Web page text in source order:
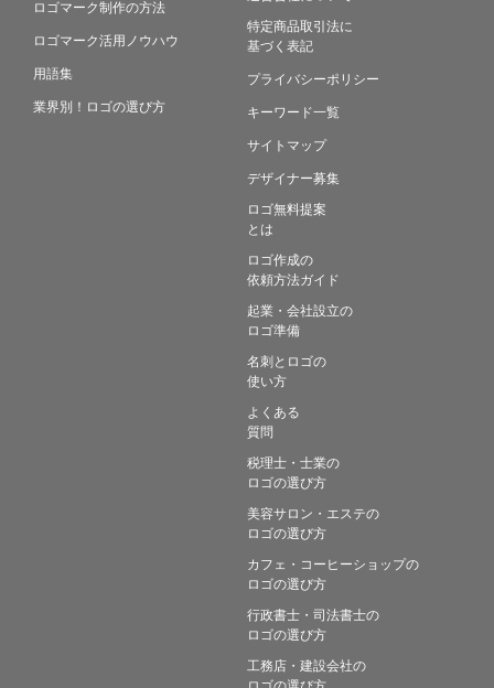
ロゴマーク制作の方法
ロゴマーク活用ノウハウ
用語集
業界別！ロゴの選び方
特定商品取引法に
基づく表記
プライバシーポリシー
キーワード一覧
サイトマップ
デザイナー募集
ロゴ無料提案
とは
ロゴ作成の
依頼方法ガイド
起業・会社設立の
ロゴ準備
名刺とロゴの
使い方
よくある
質問
税理士・士業の
ロゴの選び方
美容サロン・エステの
ロゴの選び方
カフェ・コーヒーショップの
ロゴの選び方
行政書士・司法書士の
ロゴの選び方
工務店・建設会社の
ロゴの選び方